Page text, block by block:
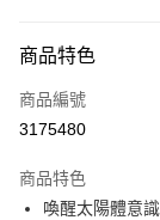
信用卡一次付款
超商取貨付款
Apple Pay
商品特色
商品編號
3175480
商品特色
喚醒太陽體意